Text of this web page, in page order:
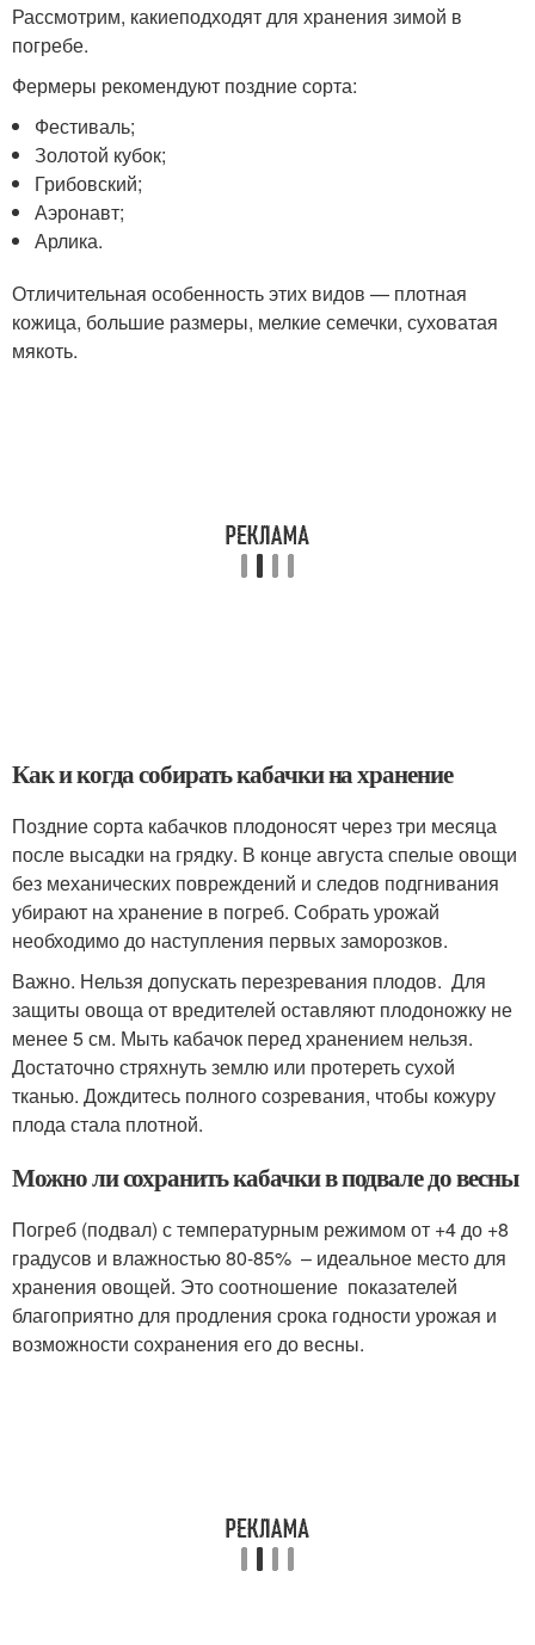
Рассмотрим, какиеподходят для хранения зимой в
погребе.
Фермеры рекомендуют поздние сорта:
Фестиваль;
Золотой кубок;
Грибовский;
Аэронавт;
Арлика.
Отличительная особенность этих видов — плотная
кожица, большие размеры, мелкие семечки, суховатая
мякоть.
Как и когда собирать кабачки на хранение
Поздние сорта кабачков плодоносят через три месяца
после высадки на грядку. В конце августа спелые овощи
без механических повреждений и следов подгнивания
убирают на хранение в погреб. Собрать урожай
необходимо до наступления первых заморозков.
Важно. Нельзя допускать перезревания плодов. Для
защиты овоща от вредителей оставляют плодоножку не
менее 5 см. Мыть кабачок перед хранением нельзя.
Достаточно стряхнуть землю или протереть сухой
тканью. Дождитесь полного созревания, чтобы кожуру
плода стала плотной.
Можно ли сохранить кабачки в подвале до весны
Погреб (подвал) с температурным режимом от +4 до +8
градусов и влажностью 80-85% – идеальное место для
хранения овощей. Это соотношение показателей
благоприятно для продления срока годности урожая и
возможности сохранения его до весны.